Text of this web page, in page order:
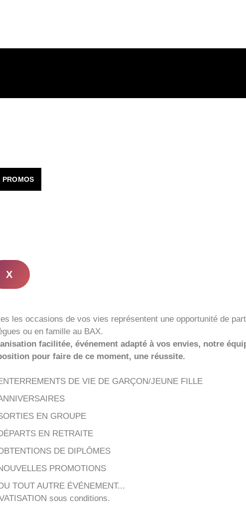
X
les occasions de vos vies représentent une opportunité de
ou en famille au BAX.
facilitée, événement adapté à vos envies, notre
pour faire de ce moment, une réussite.
DE VIE DE GARÇON/JEUNE FILLE
EN GROUPE
EN RETRAITE
DE DIPLÔMES
PROMOTIONS
TOUT AUTRE ÉVÉNEMENT...
sous conditions.